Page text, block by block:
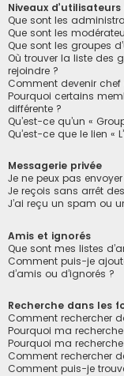
Niveaux
Que sont les
Que sont les
Que sont les groupes
Où trouver la liste des
rejoindre ?
Comment devenir chef
Pourquoi certains
différente ?
Qu’est-ce qu’un «
Qu’est-ce que le lien «
Messagerie privée
Je ne peux pas
Je reçois sans arrêt
J’ai reçu un spam ou
Amis et ignorés
Que sont mes listes
Comment puis-je
d’amis ou d’ignorés ?
Recherche dans les
Comment rechercher
Pourquoi ma
Pourquoi ma
Comment rechercher
Comment puis-je